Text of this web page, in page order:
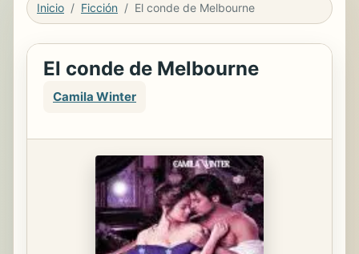
Inicio Ficción El conde de Melbourne
El conde de Melbourne
Camila Winter